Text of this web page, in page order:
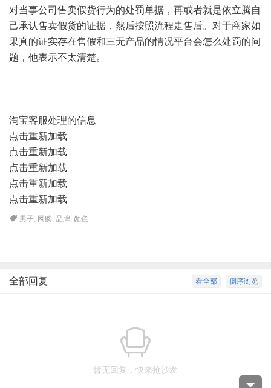
对当事公司售卖假货行为的处罚单据，再或者就是依立腾自
己承认售卖假货的证据，然后按照流程走售后。对于商家如
果真的证实存在售假和三无产品的情况平台会怎么处罚的问
题，他表示不太清楚。
淘宝客服处理的信息
点击重新加载
点击重新加载
点击重新加载
点击重新加载
点击重新加载
男子, 网购,品牌, 颜色
倒序浏览
看全部
全部回复
暂无回复，快来抢沙发